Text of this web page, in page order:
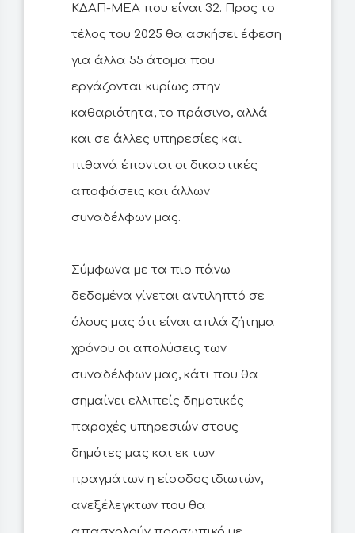
ΚΔΑΠ-ΜΕΑ που είναι 32. Προς το
τέλος του 2025 θα ασκήσει έφεση
για άλλα 55 άτομα που
εργάζονται κυρίως στην
καθαριότητα, το πράσινο, αλλά
και σε άλλες υπηρεσίες και
πιθανά έπονται οι δικαστικές
αποφάσεις και άλλων
συναδέλφων μας.
Σύμφωνα με τα πιο πάνω
δεδομένα γίνεται αντιληπτό σε
όλους μας ότι είναι απλά ζήτημα
χρόνου οι απολύσεις των
συναδέλφων μας, κάτι που θα
σημαίνει ελλιπείς δημοτικές
παροχές υπηρεσιών στους
δημότες μας και εκ των
πραγμάτων η είσοδος ιδιωτών,
ανεξέλεγκτων που θα